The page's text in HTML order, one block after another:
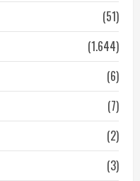
(51)
(1.644)
(6)
(7)
(2)
(3)